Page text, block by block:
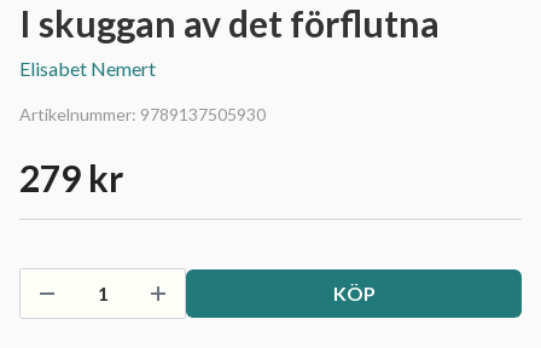
I skuggan av det förflutna
Elisabet Nemert
Artikelnummer: 9789137505930
279 kr
KÖP